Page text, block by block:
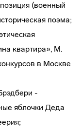
(военный
поэма;
квартира», М.
в Москве
-
яблочки Деда